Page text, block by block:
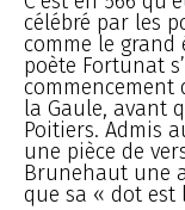
célébré par les
comme le grand
poète Fortunat
commencement
la Gaule, avant
Poitiers. Admis
une pièce de
Brunehaut une
que sa « dot est